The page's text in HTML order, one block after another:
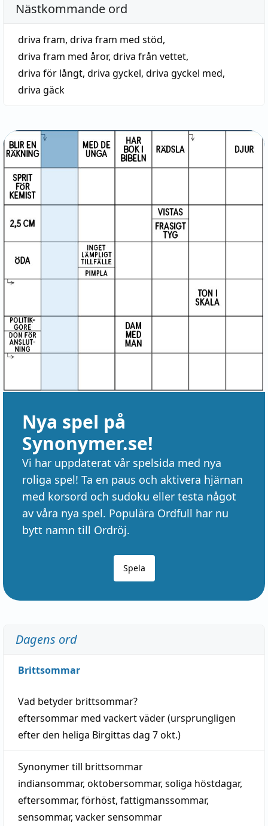
Nästkommande ord
driva fram, driva fram med stöd,
driva fram med åror, driva från vettet,
driva för långt, driva gyckel, driva gyckel med,
driva gäck
Nya spel på
Synonymer.se!
Vi har uppdaterat vår spelsida med nya
roliga spel! Ta en paus och aktivera hjärnan
med korsord och sudoku eller testa något
av våra nya spel. Populära Ordfull har nu
bytt namn till Ordröj.
Spela
Dagens ord
Brittsommar
Vad betyder brittsommar?
eftersommar med vackertväder(ursprungligen
efter den heliga Birgittas dag 7 okt.)
Synonymer till brittsommar
indiansommar, oktobersommar, soliga höstdagar,
eftersommar, förhöst, fattigmanssommar,
sensommar, vacker sensommar